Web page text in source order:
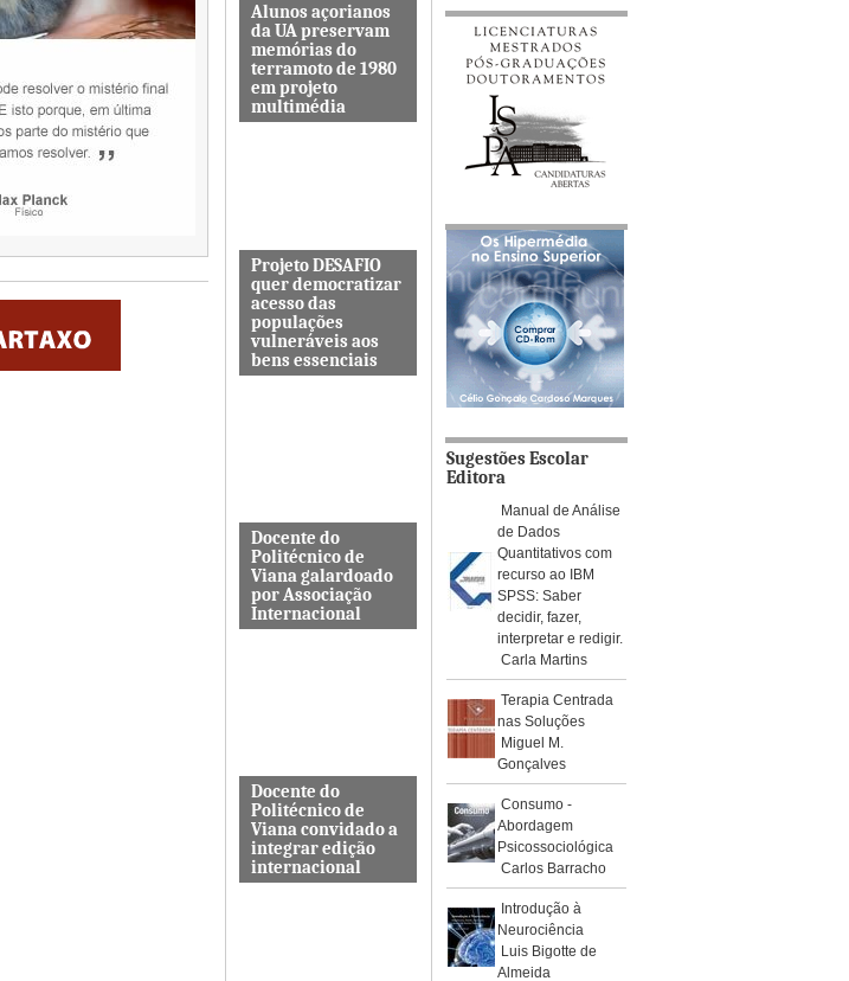
Alunos açorianos
da UA preservam
memórias do
terramoto de 1980
em projeto
multimédia
Projeto DESAFIO
quer democratizar
acesso das
populações
vulneráveis aos
bens essenciais
Docente do
Politécnico de
Viana galardoado
por Associação
Internacional
Docente do
Politécnico de
Viana convidado a
integrar edição
internacional
Sugestões Escolar
Editora
Manual de Análise
de Dados
Quantitativos com
recurso ao IBM
SPSS: Saber
decidir, fazer,
interpretar e redigir.
Carla Martins
Terapia Centrada
nas Soluções
Miguel M.
Gonçalves
Consumo -
Abordagem
Psicossociológica
Carlos Barracho
Introdução à
Neurociência
Luis Bigotte de
Almeida